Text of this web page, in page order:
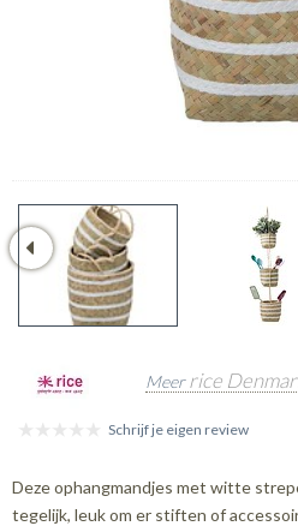
Meerrice
Schrijf je eigen review
Deze ophangmandjes met witte
tegelijk, leuk om er stiften of